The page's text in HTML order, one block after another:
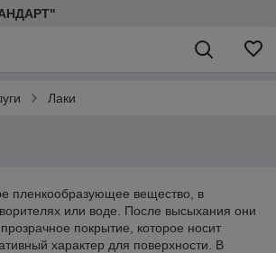
Лаки
пленкообразующее вещество, в
или воде. После высыхания они
покрытие, которое носит
характер для поверхности. В